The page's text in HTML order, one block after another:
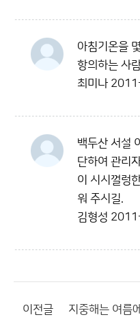
아침기온을
항의하는 사
최미나
백두산 서설
단하여 관리
이 시시껄렁
워 주시길.
김형성
이전글 지중해는 여름